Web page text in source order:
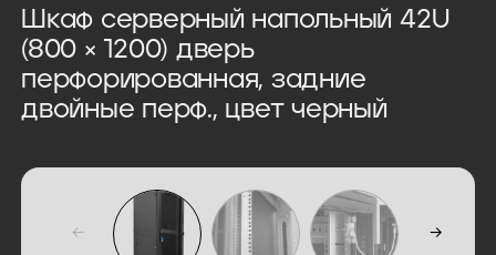
Шкаф серверный напольный 42U
(800 × 1200) дверь
перфорированная, задние
двойные перф., цвет черный